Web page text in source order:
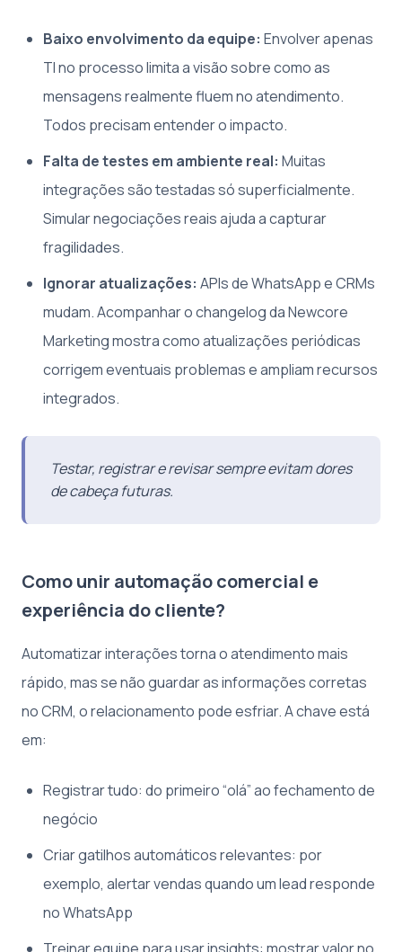
Baixo envolvimento da equipe: Envolver apenas
TI no processo limita a visão sobre como as
mensagens realmente fluem no atendimento.
Todos precisam entender o impacto.
Falta de testes em ambiente real: Muitas
integrações são testadas só superficialmente.
Simular negociações reais ajuda a capturar
fragilidades.
Ignorar atualizações: APIs de WhatsApp e CRMs
mudam. Acompanhar o changelog da Newcore
Marketing mostra como atualizações periódicas
corrigem eventuais problemas e ampliam recursos
integrados.
Testar, registrar e revisar sempre evitam dores
de cabeça futuras.
Como unir automação comercial e
experiência do cliente?
Automatizar interações torna o atendimento mais
rápido, mas se não guardar as informações corretas
no CRM, o relacionamento pode esfriar. A chave está
em:
Registrar tudo: do primeiro “olá” ao fechamento de
negócio
Criar gatilhos automáticos relevantes: por
exemplo, alertar vendas quando um lead responde
no WhatsApp